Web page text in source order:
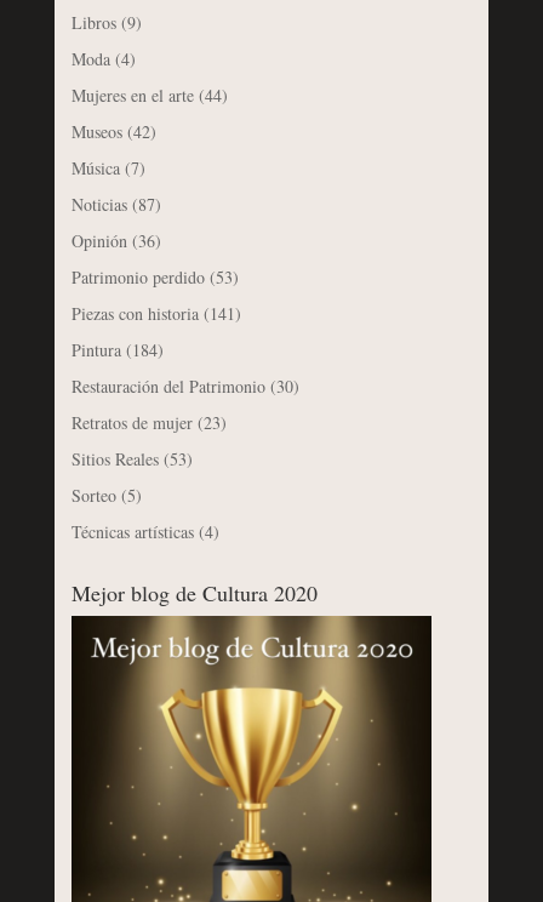
Libros(9)
Moda(4)
Mujeres en el arte(44)
Museos(42)
Música(7)
Noticias(87)
Opinión(36)
Patrimonio perdido(53)
Piezas con historia(141)
Pintura(184)
Restauración del Patrimonio(30)
Retratos de mujer(23)
Sitios Reales(53)
Sorteo(5)
Técnicas artísticas(4)
Mejor blog de Cultura 2020